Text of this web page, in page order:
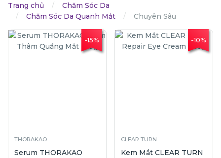
Trang chủ
Chăm Sóc Da
Chăm Sóc Da Quanh Mắt
Chuyên Sâu
-15%
THORAKAO
Serum THORAKAO
-10%
CLEAR TURN
Kem Mắt CLEAR TURN